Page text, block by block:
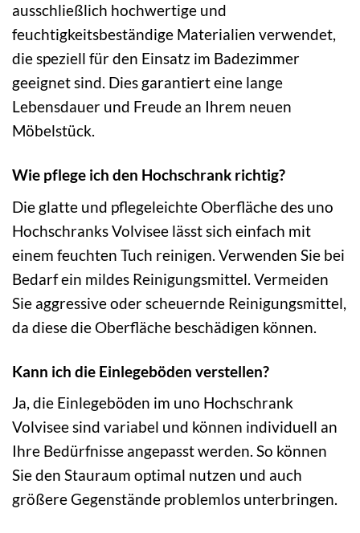
ausschließlich hochwertige und
feuchtigkeitsbeständige Materialien verwendet,
die speziell für den Einsatz im Badezimmer
geeignet sind. Dies garantiert eine lange
Lebensdauer und Freude an Ihrem neuen
Möbelstück.
Wie pflege ich den Hochschrank richtig?
Die glatte und pflegeleichte Oberfläche des uno
Hochschranks Volvisee lässt sich einfach mit
einem feuchten Tuch reinigen. Verwenden Sie bei
Bedarf ein mildes Reinigungsmittel. Vermeiden
Sie aggressive oder scheuernde Reinigungsmittel,
da diese die Oberfläche beschädigen können.
Kann ich die Einlegeböden verstellen?
Ja, die Einlegeböden im uno Hochschrank
Volvisee sind variabel und können individuell an
Ihre Bedürfnisse angepasst werden. So können
Sie den Stauraum optimal nutzen und auch
größere Gegenstände problemlos unterbringen.